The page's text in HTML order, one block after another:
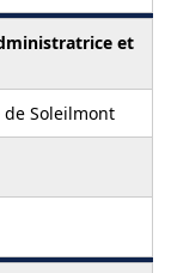
et
de Soleilmont